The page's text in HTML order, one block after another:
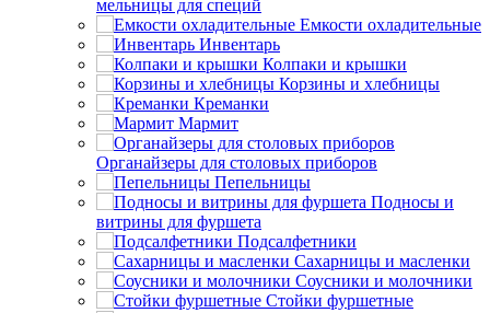
мельницы для специй
Емкости охладительные
Инвентарь
Колпаки и крышки
Корзины и хлебницы
Креманки
Мармит
Органайзеры для столовых приборов
Пепельницы
Подносы и
витрины для фуршета
Подсалфетники
Сахарницы и масленки
Соусники и молочники
Стойки фуршетные